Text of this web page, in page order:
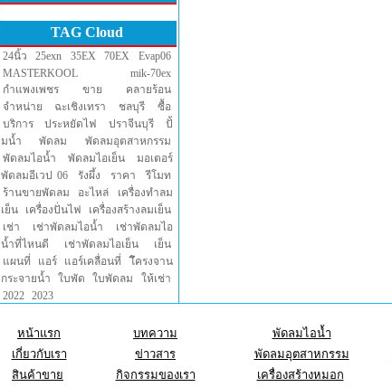
TAG Cloud
24นิ้ว 25exn 35EX 70EX
Evap06
MASTERKOOL
mik-70ex
กำแพงเพชร
ขาย
คลายร้อน
จำหน่าย
ฉะเชิงเทรา ชลบุรี
ซื้อ
บริการ
ประหยัดไฟ ปราจีนบุรี
ปั้
มน้ำ
พัดลม
พัดลมอุตสาหกรรม
พัดลมไอน้ำ
พัดลมไอเย็น
มอเตอร์
พัดลมอีเวป 06
รังผึ้ง ราคา
รีโมท
ร้านขายพัดลม
อะไหล่
เครื่องทำลม
เย็น
เครื่องปั่นไฟ
เครื่องสร้างลมเย็น
เช่า
เช่าพัดลมไอน้ำ
เช่าพัดลมไอ
น้ำที่ไหนดี
เช่าพัดลมไอเย็น
เย็น
แผนที่
แอร์ แอร์เคลื่อนที่
โึครงจาน
กระจายน้ำ
ใบพัด ใบพัดลม
ให้เช่า
2022
2023
หน้าแรก บทความ พัดลมไอน้ำ
เกี่ยวกับเรา
ข่าวสาร พัดลมอุตสาหกรรม
สินค้าขาย
กิจกรรมของเรา เครื่องสร้างหมอก